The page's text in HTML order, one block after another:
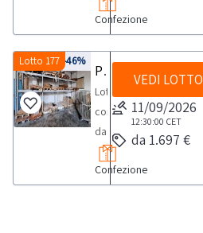
25
pelli
circa,
mediamente
di
circa
Confezione
-46%
Lotto 177
Pellame gropponi e guardoli di cuoio
Lotto
composto
da
giacenze
di
Confezione
VEDI LOTTO
11/09/2026
12:30:00 CET
da 1.697 €